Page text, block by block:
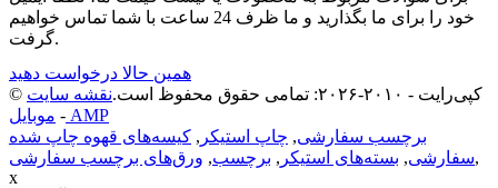
خود را برای ما بگذارید و ما ظرف 24 ساعت با شما تماس خواهیم
گرفت.
همین حالا درخواست دهید
© کپی‌رایت - ۲۰۱۰-۲۰۲۶: تمامی حقوق محفوظ است.
نقشه سایت
- موبایل AMP
برچسب سفارشی, چاپ استیکر , کیسه‌های قهوه چاپ شده
سفارشی, بسته‌های استیکر , برچسب, ورق‌های برچسب سفارشی
,
x